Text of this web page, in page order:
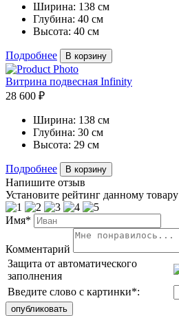
Ширина: 138 см
Глубина: 40 см
Высота: 40 см
Подробнее В корзину
Витрина подвесная Infinity
28 600 ₽
Ширина: 138 см
Глубина: 30 см
Высота: 29 см
Подробнее В корзину
Напишите отзыв
Установите рейтинг данному товару
Имя*
Комментарий
Защита от автоматического
заполнения
Введите слово с картинки*: